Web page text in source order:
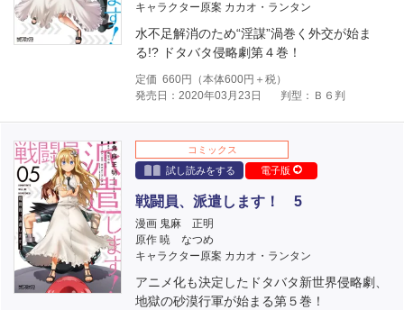
キャラクター原案 カカオ・ランタン
水不足解消のため“淫謀”渦巻く外交が始ま
る!? ドタバタ侵略劇第４巻！
定価 660円（本体600円＋税）
発売日：2020年03月23日
判型：Ｂ６判
コミックス
試し読みをする
電子版
戦闘員、派遣します！ 5
漫画 鬼麻 正明
原作 暁 なつめ
キャラクター原案 カカオ・ランタン
アニメ化も決定したドタバタ新世界侵略劇、
地獄の砂漠行軍が始まる第５巻！